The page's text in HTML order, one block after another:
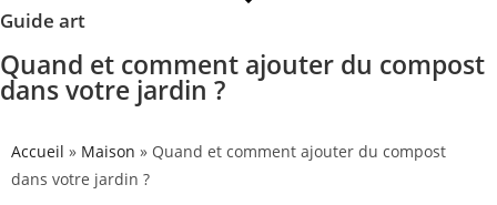
Guide art
Quand et comment ajouter du compost
dans votre jardin ?
Accueil » Maison » Quand et comment ajouter du compost
dans votre jardin ?